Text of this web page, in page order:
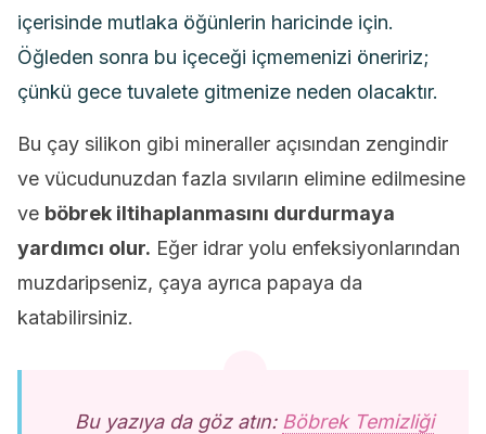
içerisinde mutlaka öğünlerin haricinde için.
Öğleden sonra bu içeceği içmemenizi öneririz;
çünkü gece tuvalete gitmenize neden olacaktır.
Bu çay silikon gibi mineraller açısından zengindir
ve vücudunuzdan fazla sıvıların elimine edilmesine
ve böbrek iltihaplanmasını durdurmaya
yardımcı olur. Eğer idrar yolu enfeksiyonlarından
muzdaripseniz, çaya ayrıca papaya da
katabilirsiniz.
Bu yazıya da göz atın: Böbrek Temizliği